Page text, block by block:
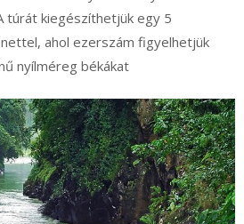
túrát kiegészíthetjük egy 5
ahol ezerszám figyelhetjük
nyílméreg békákat